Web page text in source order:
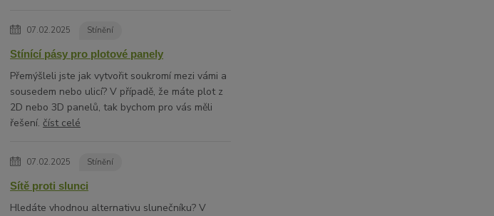
07.02.2025 Stínění
Stínící pásy pro plotové panely
Přemýšleli jste jak vytvořit soukromí mezi vámi a
sousedem nebo ulicí? V případě, že máte plot z
2D nebo 3D panelů, tak bychom pro vás měli
řešení.číst celé
07.02.2025 Stínění
Sítě proti slunci
Hledáte vhodnou alternativu slunečníku? V